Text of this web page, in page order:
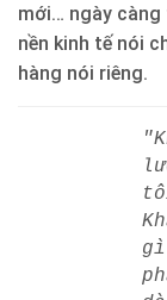
mới… ngày
nền kinh tế nói
hàng nói riêng.